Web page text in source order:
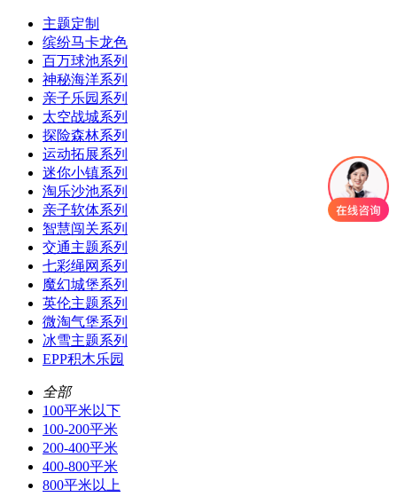
主题定制
缤纷马卡龙色
百万球池系列
神秘海洋系列
亲子乐园系列
太空战城系列
探险森林系列
运动拓展系列
迷你小镇系列
淘乐沙池系列
亲子软体系列
智慧闯关系列
交通主题系列
七彩绳网系列
魔幻城堡系列
英伦主题系列
微淘气堡系列
冰雪主题系列
EPP积木乐园
全部
100平米以下
100-200平米
200-400平米
400-800平米
800平米以上